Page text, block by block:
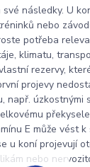
následky. U
nebo
potřeba
klimatu,
rezervy,
projevy
např. úzkostnými
E může vést k
u koní projevují
nebo